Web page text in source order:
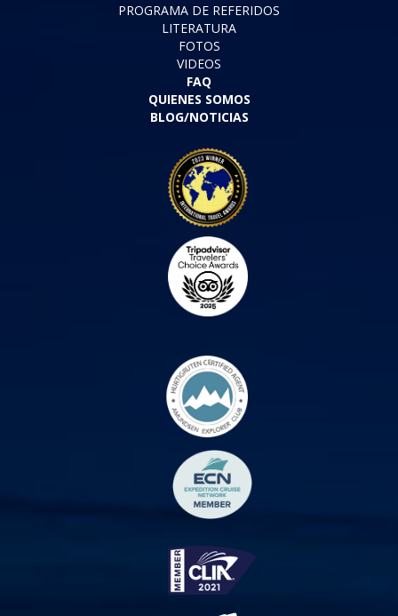
PROGRAMA DE REFERIDOS
LITERATURA
FOTOS
VIDEOS
FAQ
QUIENES SOMOS
BLOG/NOTICIAS